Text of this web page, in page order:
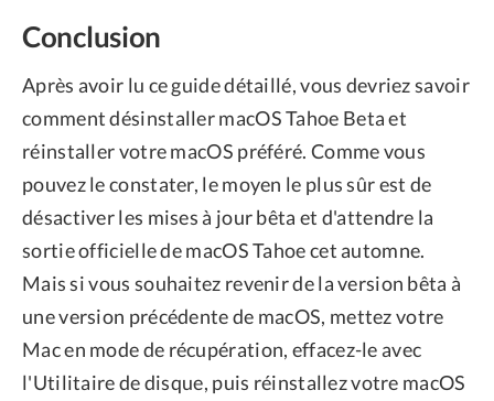
Conclusion
Après avoir lu ce guide détaillé, vous devriez savoir
comment désinstaller macOS Tahoe Beta et
réinstaller votre macOS préféré. Comme vous
pouvez le constater, le moyen le plus sûr est de
désactiver les mises à jour bêta et d'attendre la
sortie officielle de macOS Tahoe cet automne.
Mais si vous souhaitez revenir de la version bêta à
une version précédente de macOS, mettez votre
Mac en mode de récupération, effacez-le avec
l'Utilitaire de disque, puis réinstallez votre macOS